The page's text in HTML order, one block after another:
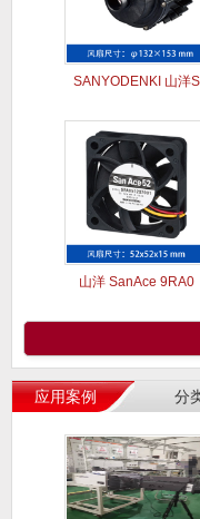
SANYODENKI 山洋S
山洋 SanAce 9RA0
应用案例 分